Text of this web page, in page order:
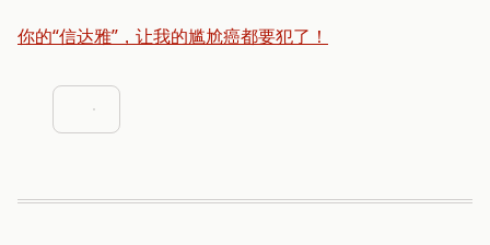
你的“信达雅”，让我的尴尬癌都要犯了！